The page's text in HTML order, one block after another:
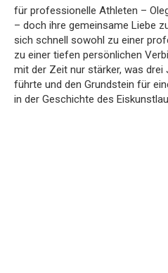
für professionelle Athleten –
– doch ihre gemeinsame Liebe
sich schnell sowohl zu einer
zu einer tiefen persönlichen
mit der Zeit nur stärker, was
führte und den Grundstein für
in der Geschichte des